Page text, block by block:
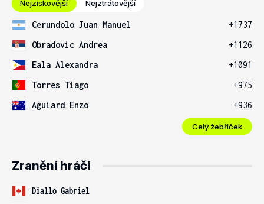
Nejziskovější Nejztrátovější
Cerundolo Juan Manuel
+1737
Obradovic Andrea
+1126
Eala Alexandra
+1091
Torres Tiago
+975
Aguiard Enzo
+936
Celý žebříček
Zranění hráči
Diallo Gabriel